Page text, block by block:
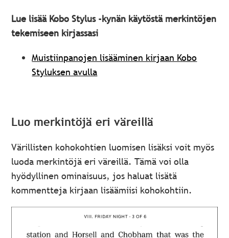
Lue lisää Kobo Stylus -kynän käytöstä merkintöjen
tekemiseen kirjassasi
Muistiinpanojen lisääminen kirjaan Kobo
Styluksen avulla
Luo merkintöjä eri väreillä
Värillisten kohokohtien luomisen lisäksi voit myös
luoda merkintöjä eri väreillä. Tämä voi olla
hyödyllinen ominaisuus, jos haluat lisätä
kommentteja kirjaan lisäämiisi kohokohtiin.